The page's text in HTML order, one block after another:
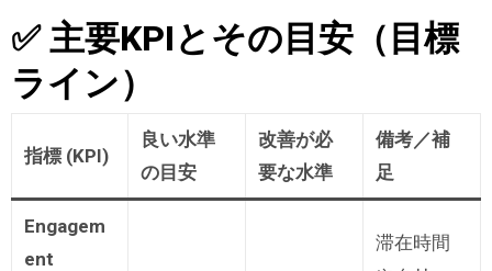
✅ 主要KPIとその目安（目標
ライン）
指標 (KPI)
良い水準
の目安
改善が必
要な水準
備考／補
足
Engagem
ent
滞在時間